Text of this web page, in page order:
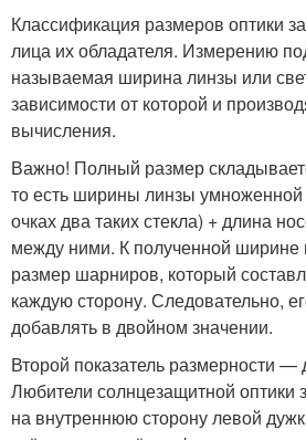
Классификация размеров оптики
лица их обладателя. Измерению
называемая ширина линзы или
зависимости от которой и
вычисления.
Важно! Полный размер
то есть ширины линзы умноженной
очках два таких стекла) + длина
между ними. К полученной ширине
размер шарниров, который
каждую сторону. Следовательно,
добавлять в двойном значении.
Второй показатель размерности —
Любители солнцезащитной оптики
на внутреннюю сторону левой